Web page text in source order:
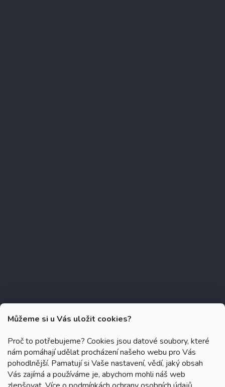
Můžeme si u Vás uložit cookies?
Proč to potřebujeme? Cookies jsou datové soubory, které
nám pomáhají udělat procházení našeho webu pro Vás
pohodlnější. Pamatují si Vaše nastavení, vědí, jaký obsah
Vás zajímá a používáme je, abychom mohli náš web
Copyright 2026 Zubáček.cz . Všechna práva vyhrazena.
Upravit
nastavení cookies